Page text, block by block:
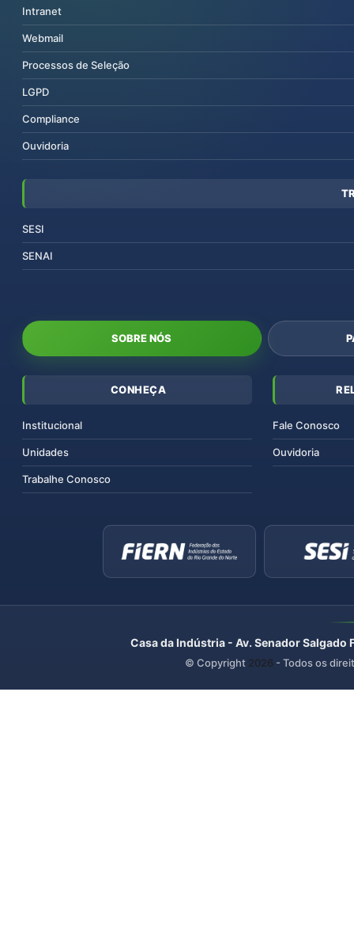
Intranet
Webmail
Processos de Seleção
LGPD
Compliance
Ouvidoria
SESI
SENAI
SOBRE NÓS
CONHEÇA
Institucional
Unidades
Trabalhe Conosco
Fale Conosco
Ouvidoria
Casa da Indústria - Av. Senador
© Copyright 2026 - Todos os